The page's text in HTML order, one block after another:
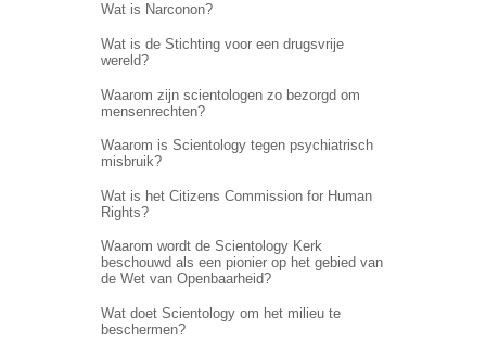
Wat is Narconon?
Wat is de Stichting voor een drugsvrije
wereld?
Waarom zijn scientologen zo bezorgd om
mensenrechten?
Waarom is Scientology tegen psychiatrisch
misbruik?
Wat is het Citizens Commission for Human
Rights?
Waarom wordt de Scientology Kerk
beschouwd als een pionier op het gebied van
de Wet van Openbaarheid?
Wat doet Scientology om het milieu te
beschermen?